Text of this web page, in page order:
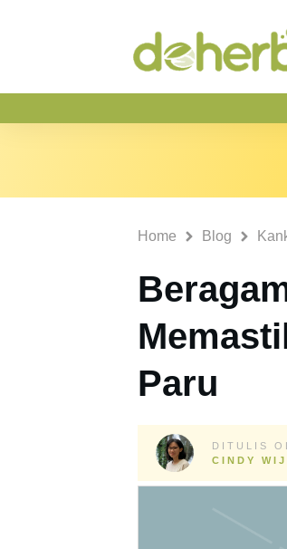
Home Blog
Paru
DITULIS
CINDY